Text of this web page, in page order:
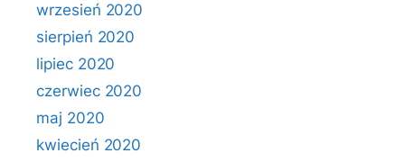
wrzesień 2020
sierpień 2020
lipiec 2020
czerwiec 2020
maj 2020
kwiecień 2020